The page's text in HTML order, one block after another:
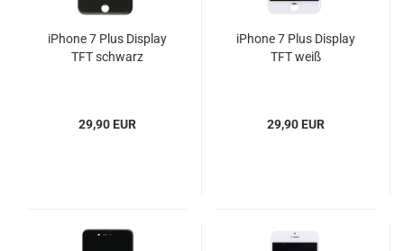
iPhone 7 Plus Display
TFT schwarz
29,90 EUR
iPhone 7 Plus Display
TFT weiß
29,90 EUR